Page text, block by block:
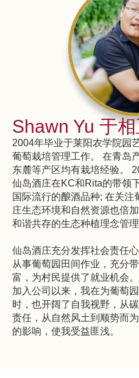
Shawn Yu 于
2004年毕业于莱阳农学院园
葡萄栽培管理工作。 在青岛
东麓等产区均有栽培经验。
仙岛酒庄在KC和Rita的带领
国际流行的酿酒品种; 在关
庄生态环境和自然资源也倍
和谐共存的生态种植理念管理
仙岛酒庄充分发挥社会责任
从事葡萄园田间作业，充分
富，为村民提供了就业机会。
加入公司以来，我在为葡萄
时，也开阔了自我视野，从
责任，从自然风土到顺势而
的影响，使我受益匪浅。